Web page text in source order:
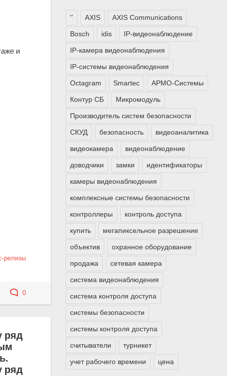
и
релизы
0
ряд
ряд
'' AXIS AXIS Communications
Bosch idis IP-видеонаблюдение
IP-камера видеонаблюдения
IP-системы видеонаблюдения
Octagram Smartec АРМО-Системы
Контур СБ Микромодуль
Производитель систем безопасности
СКУД безопасность видеоаналитика
видеокамера видеонаблюдение
доводчики замки идентификаторы
камеры видеонаблюдения
комплексные системы безопасности
контроллеры контроль доступа
купить мегапиксельное разрешение
объектив охранное оборудование
продажа сетевая камера
система видеонаблюдения
система контроля доступа
системы безопасности
системы контроля доступа
считыватели турникет
учет рабочего времени цена